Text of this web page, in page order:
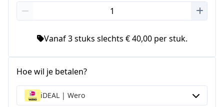
Vanaf 3 stuks slechts € 40,00 per stuk.
Hoe wil je betalen?
iDEAL | Wero